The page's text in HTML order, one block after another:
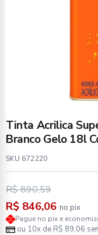
Tinta Acrilica
Branco Gelo 18l
SKU 672220
R$ 890,59
R$ 846,06 no pix
Pague no pix e
ou 10x de R$ 89,06